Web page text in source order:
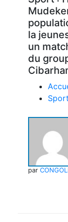
la
un
du
Sport
par